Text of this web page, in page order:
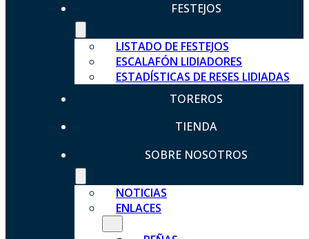
FESTEJOS
LISTADO DE FESTEJOS
ESCALAFÓN LIDIADORES
ESTADÍSTICAS DE RESES LIDIADAS
TOREROS
TIENDA
SOBRE NOSOTROS
NOTICIAS
ENLACES